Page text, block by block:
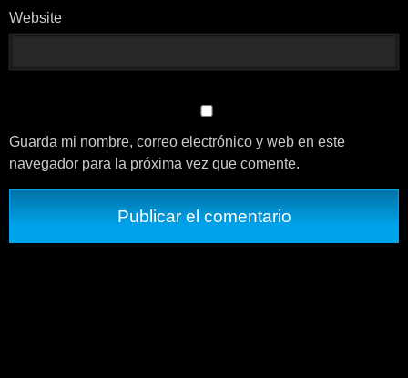
Website
Guarda mi nombre, correo electrónico y web en este
navegador para la próxima vez que comente.